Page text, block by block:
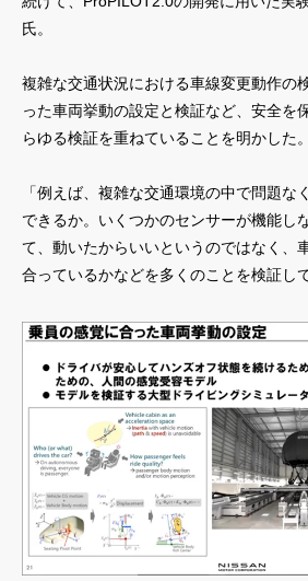
氏。
複雑な交通状況における車線変更動作の
った車両挙動の設定と検証など、安全を
らゆる検証を重ねていることを明かした。
「例えば、複雑な交通環境の中で問題な
できるか。いくつかのセンサーが機能し
て、動いたからいいというのではなく、
合っているかなどを多くのことを検証し